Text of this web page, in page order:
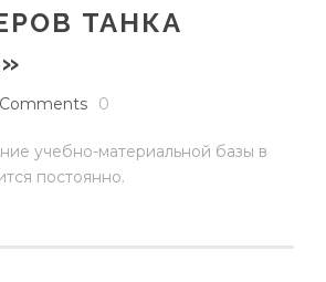
ТАНКА
Comments 0
учебно-материальной базы в
постоянно.